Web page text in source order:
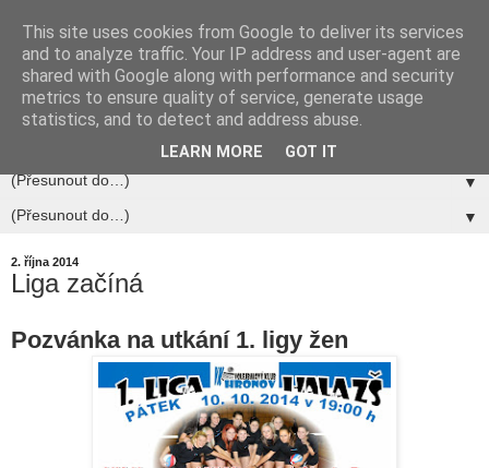
▼
▼
2. října 2014
Liga začíná
Pozvánka na utkání 1. ligy žen
This site uses cookies from Google to deliver its services
and to analyze traffic. Your IP address and user-agent are
shared with Google along with performance and security
metrics to ensure quality of service, generate usage
statistics, and to detect and address abuse.
LEARN MORE GOT IT